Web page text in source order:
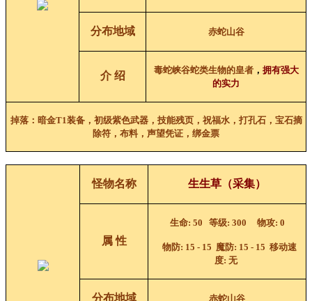
分布地域 赤蛇山谷
介 绍 毒蛇峡谷蛇类生物的皇者， 拥有强大
的实力
掉落：暗金T1装备，初级紫色武器，技能残页，祝福水，打孔石，宝石摘
除符，布料，声望凭证，绑金票
怪物名称 生生草（采集）
属 性
生命: 50 等级: 300 物攻: 0
物防: 15 - 15 魔防: 15 - 15 移动速
度: 无
分布地域 赤蛇山谷